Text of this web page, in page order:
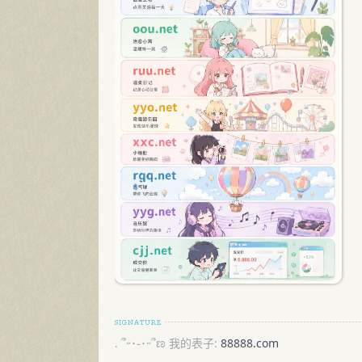
. ՞˶･֊･˶՞ಣ 我的表子: 88888.com